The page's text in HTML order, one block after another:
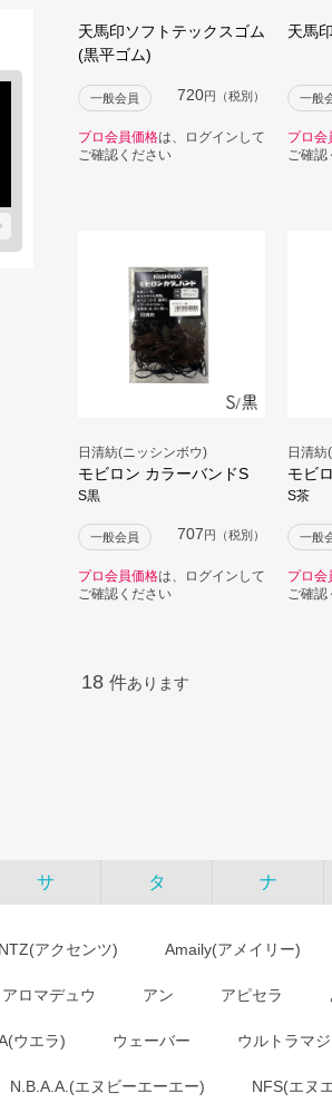
天馬印ソフトテックスゴム
(黒平ゴム)
一般会員 720円（税別）
プロ会員価格は、ログインして
ご確認ください
天馬
一般
プロ会
ご確
日清紡(ニッシンボウ)
モビロン カラーバンドS
S黒
一般会員 707円（税別）
プロ会員価格は、ログインして
ご確認ください
日清
モビ
S茶
一般
プロ会
ご確
18 件あります
サ タ ナ
アクセンツ) Amaily(アメイリー)
アロマデュウ アン アピセラ
ウエラ) ウェーバー ウルトラマ
N.B.A.A.(エヌビーエーエー) NFS(エヌ